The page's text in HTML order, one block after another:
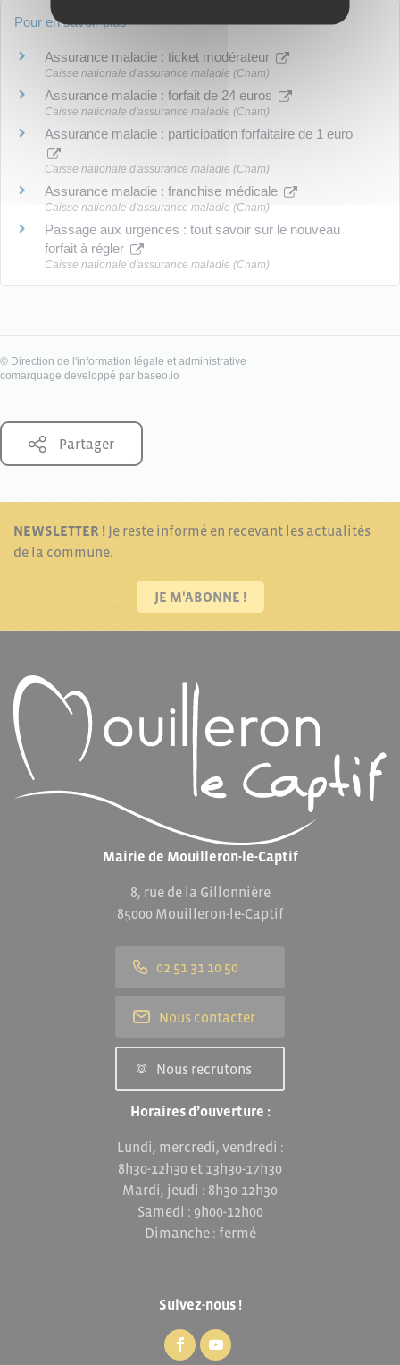
Pour en savoir plus
Assurance maladie : ticket modérateur
Caisse nationale d'assurance maladie (Cnam)
Assurance maladie : forfait de 24 euros
Caisse nationale d'assurance maladie (Cnam)
Assurance maladie : participation forfaitaire de 1 euro
Caisse nationale d'assurance maladie (Cnam)
Assurance maladie : franchise médicale
Caisse nationale d'assurance maladie (Cnam)
Passage aux urgences : tout savoir sur le nouveau
forfait à régler
Caisse nationale d'assurance maladie (Cnam)
© Direction de l'information légale et administrative
comarquage developpé par baseo.io
Partager
NEWSLETTER ! Je reste informé en recevant les actualités
de la commune.
JE M'ABONNE !
Mairie de Mouilleron-le-Captif
8, rue de la Gillonnière
85000 Mouilleron-le-Captif
02 51 31 10 50
Nous contacter
Nous recrutons
Horaires d’ouverture :
Lundi, mercredi, vendredi :
8h30-12h30 et 13h30-17h30
Mardi, jeudi : 8h30-12h30
Samedi : 9h00-12h00
Dimanche : fermé
Suivez-nous !